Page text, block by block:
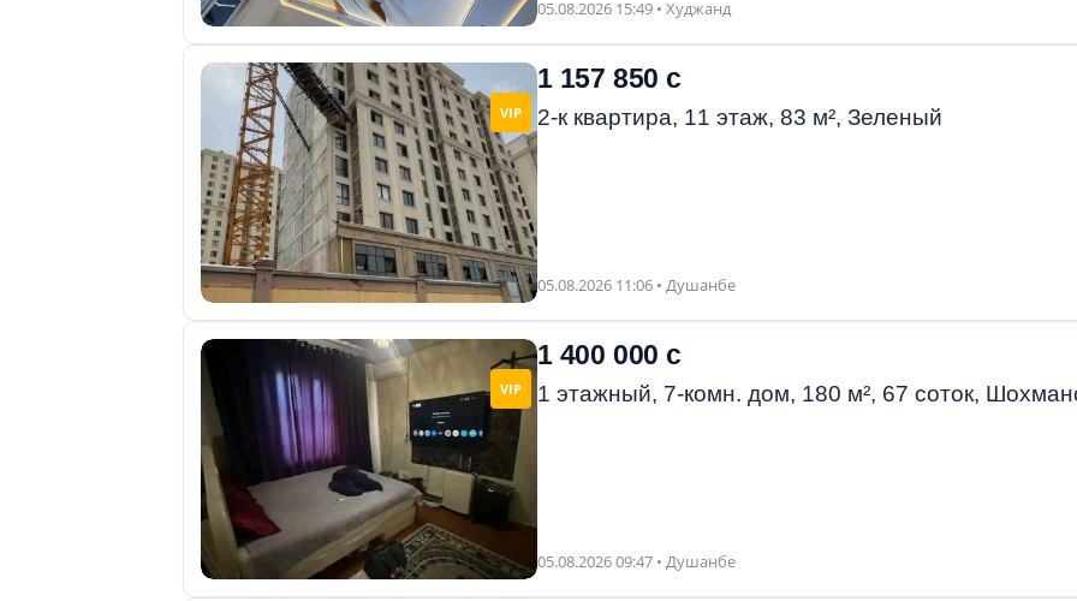
05.08.2026 15:49 • Худжанд
VIP
1 157 850 с
2-к квартира, 11 этаж, 83 м², Зеленый
05.08.2026 11:06 • Душанбе
VIP
1 400 000 с
1 этажный, 7-комн. дом, 180 м², 67 соток,
05.08.2026 09:47 • Душанбе